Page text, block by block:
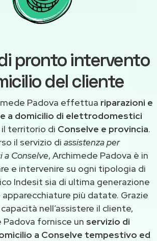
pronto intervento
del cliente
Padova effettua riparazioni e
a domicilio di elettrodomestici
territorio di Conselve e provincia.
il servizio di assistenza per
a Conselve, Archimede Padova è in
e intervenire su ogni tipologia di
Indesit sia di ultima generazione
più datate. Grazie
nell’assistere il cliente,
Padova fornisce un servizio di
a Conselve tempestivo ed